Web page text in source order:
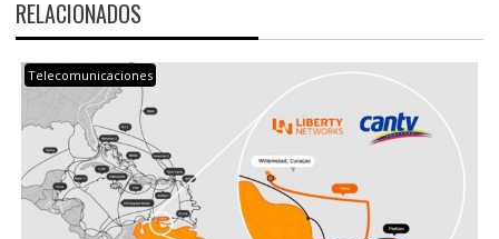
RELACIONADOS
Telecomunicaciones